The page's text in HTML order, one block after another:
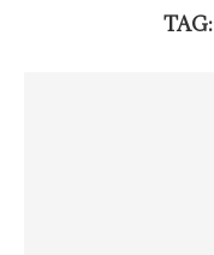
TAG: